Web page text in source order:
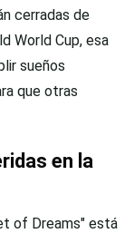
cerradas de
World Cup, esa
sueños
que otras
en la
of Dreams" está